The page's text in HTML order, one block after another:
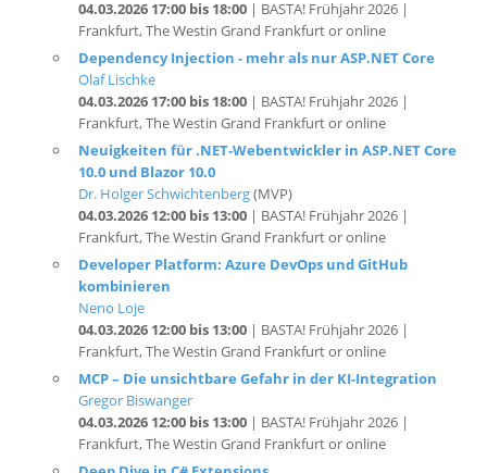
Dependency Injection - mehr als nur ASP.NET Core
Olaf Lischke
04.03.2026 17:00 bis 18:00 | BASTA! Frühjahr 2026 |
Frankfurt, The Westin Grand Frankfurt or online
Neuigkeiten für .NET-Webentwickler in ASP.NET Core
10.0 und Blazor 10.0
Dr. Holger Schwichtenberg(MVP)
04.03.2026 12:00 bis 13:00
Frankfurt, The Westin Grand Frankfurt or online
Developer Platform: Azure DevOps und GitHub
kombinieren
Neno Loje
04.03.2026 12:00 bis 13:00
Frankfurt, The Westin Grand Frankfurt or online
MCP – Die unsichtbare Gefahr in der KI-Integration
Gregor Biswanger
04.03.2026 12:00 bis 13:00| BASTA! Frühjahr 2026 |
Frankfurt, The Westin Grand Frankfurt or online
Deep Dive in C# Extensions
Rainer Stropek